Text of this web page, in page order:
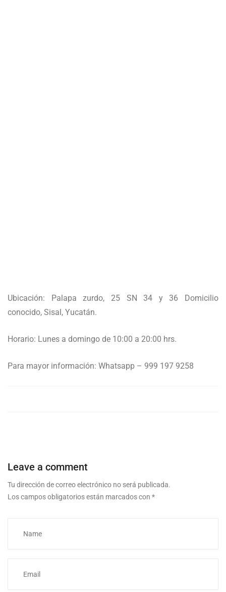
Ubicación: Palapa zurdo, 25 SN 34 y 36 Domicilio
conocido, Sisal, Yucatán.
Horario: Lunes a domingo de 10:00 a 20:00 hrs.
Para mayor información: Whatsapp – 999 197 9258
Leave a comment
Tu dirección de correo electrónico no será publicada.
Los campos obligatorios están marcados con *